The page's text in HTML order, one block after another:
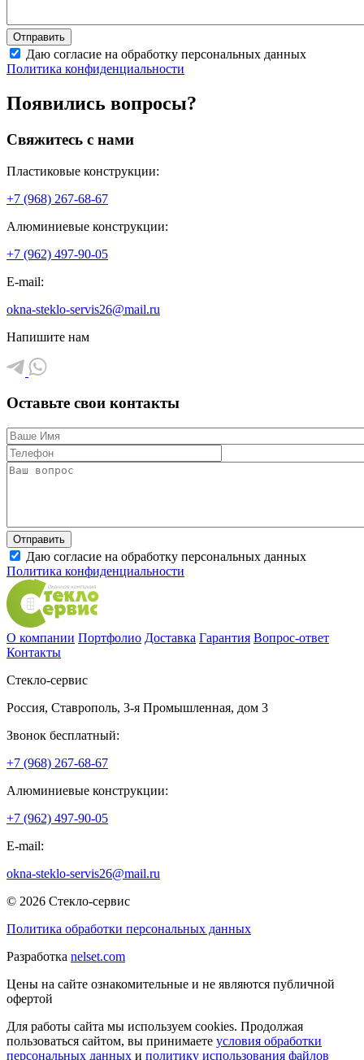
Даю согласие на обработку персональных данных
Политика конфиденциальности
Появились вопросы?
Свяжитесь с нами
Пластиковые конструкции:
+7 (968) 267-68-67
Алюминиевые конструкции:
+7 (962) 497-90-05
E-mail:
okna-steklo-servis26@mail.ru
Напишите нам
Оставьте свои контакты
Даю согласие на обработку персональных данных
Политика конфиденциальности
О компании Портфолио Доставка Гарантия Вопрос-ответ
Контакты
Стекло-сервис
Россия, Ставрополь, 3-я Промышленная, дом 3
Звонок бесплатный:
+7 (968) 267-68-67
Алюминиевые конструкции:
+7 (962) 497-90-05
E-mail:
okna-steklo-servis26@mail.ru
© 2026 Стекло-сервис
Политика обработки персональных данных
Разработка nelset.com
Цены на сайте ознакомительные и не являются публичной
офертой
Для работы сайта мы используем cookies. Продолжая
пользоваться сайтом, вы принимаете условия обработки
персональных данных и политику использования файлов